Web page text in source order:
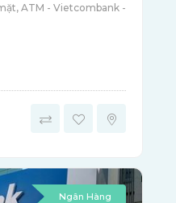
ATM - Vietcombank -
Ngân Hàng